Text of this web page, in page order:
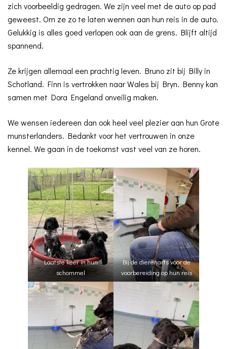
zich voorbeeldig gedragen. We zijn veel met de auto op pad
geweest. Om ze zo te laten wennen aan hun reis in de auto.
Gelukkig is alles goed verlopen ook aan de grens. Blijft altijd
spannend.
Ze krijgen allemaal een prachtig leven. Bruno zit bij Billy in
Schotland. Finn is vertrokken naar Wales bij Bryn. Benny kan
samen met Dora Engeland onveilig maken.
We wensen iedereen dan ook heel veel plezier aan hun Grote
munsterlanders. Bedankt voor het vertrouwen in onze
kennel. We gaan in de toekomst vast veel van ze horen.
Laatste keer in hun
schommel
Bij de dierenarts voor de
voorbereiding op hun reis